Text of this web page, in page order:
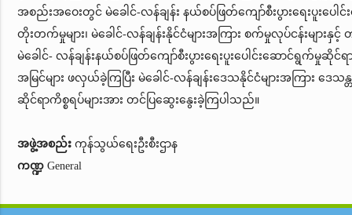
အစည်းအဝေးတွင် မဲခေါင်-လန်ချန်း နယ်စပ်ဖြတ်ကျော်စီးပွားရေးပူးပေ
တိုးတက်မှုများ၊ မဲခေါင်-လန်ချန်းနိုင်ငံများအကြား စက်မှုလုပ်ငန်းများနှ
မဲခေါင်- လန်ချန်းနယ်စပ်ဖြတ်ကျော်စီးပွားရေးပူးပေါင်းဆောင်ရွက်မှုဆို
အမြင်များ ဖလှယ်ခဲ့ကြပြီး မဲခေါင်-လန်ချန်းဒေသနိုင်ငံများအကြား ဒေသ
ဆိုင်ရာကိစ္စရပ်များအား တင်ပြဆွေးနွေးခဲ့ကြပါသည်။
အဖွဲ့အစည်း ကုန်သွယ်ရေးဦးစီးဌာန
ကဏ္ဍ General